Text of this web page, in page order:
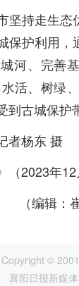
坚持走生态
保护利用，
河、完善
活、树绿
古城保护
者杨东 摄
（2023年12
（编辑：
Copyright ©
襄阳日报新媒